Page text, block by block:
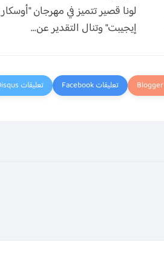
لونا قصير تتميز في مهرجان "أوسكار
إيجيبت" وتنال التقدير عن...